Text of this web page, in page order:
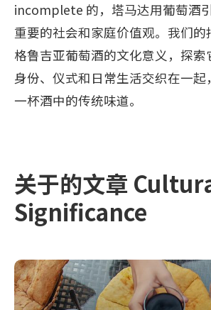
incomplete 的，塔马达用葡萄酒
重要的社会和家庭价值观。我们的
格鲁吉亚葡萄酒的文化意义，探索
身份、仪式和日常生活交织在一起
一杯酒中的传统味道。
关于的文章
Significance